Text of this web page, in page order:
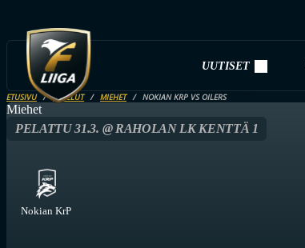
UUTISET
ETUSIVU OTTELUT MIEHET NOKIAN KRP VS OILERS
Miehet
PELATTU 31.3. @ RAHOLAN LK KENTTÄ 1
Nokian KrP